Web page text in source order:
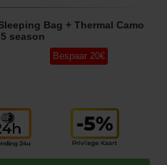
Bag + Thermal Camo
season
Bespaar 20€